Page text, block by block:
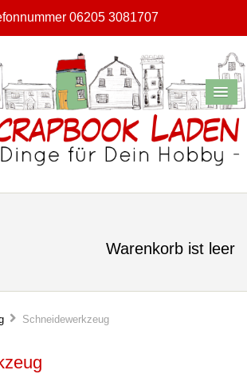
06205 3081707
Warenkorb ist leer
Schneidewerkzeug